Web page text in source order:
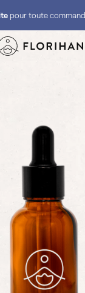
pour toute